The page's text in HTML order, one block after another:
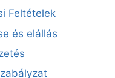
Feltételek
és elállás